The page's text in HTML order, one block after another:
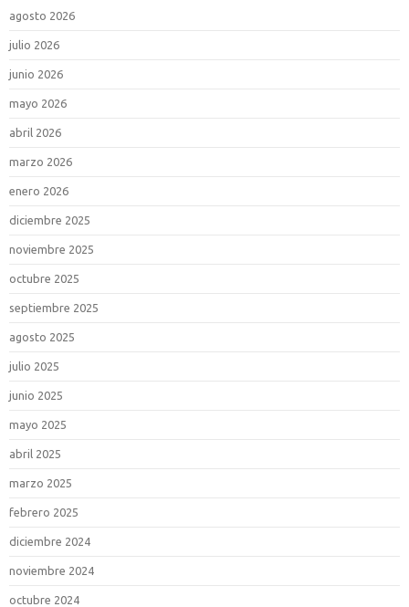
agosto 2026
julio 2026
junio 2026
mayo 2026
abril 2026
marzo 2026
enero 2026
diciembre 2025
noviembre 2025
octubre 2025
septiembre 2025
agosto 2025
julio 2025
junio 2025
mayo 2025
abril 2025
marzo 2025
febrero 2025
diciembre 2024
noviembre 2024
octubre 2024